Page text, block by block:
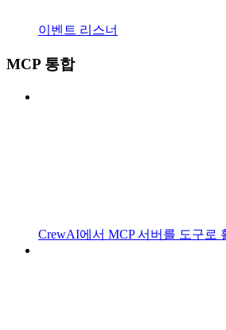
이벤트 리스너
MCP 통합
CrewAI에서 MCP 서버를 도구로